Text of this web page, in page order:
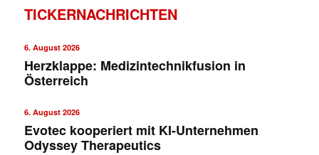
TICKERNACHRICHTEN
6. August 2026
Herzklappe: Medizintechnikfusion in
Österreich
6. August 2026
Evotec kooperiert mit KI-Unternehmen
Odyssey Therapeutics